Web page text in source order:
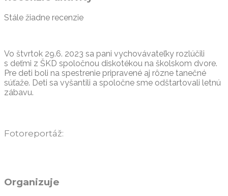
Stále žiadne recenzie
Vo štvrtok 29.6. 2023 sa pani vychovávateľky rozlúčili
s deťmi z ŠKD spoločnou diskotékou na školskom dvore.
Pre deti boli na spestrenie pripravené aj rôzne tanečné
súťaže. Deti sa vyšantili a spoločne sme odštartovali letnú
zábavu.
Fotoreportáž:
Organizuje